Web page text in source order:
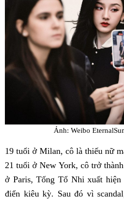
Ảnh: Weibo
19 tuổi ở Milan, cô là thiếu nữ
21 tuổi ở New York, cô trở
ở Paris, Tống Tổ Nhi xuất
điển kiêu kỳ. Sau đó vì